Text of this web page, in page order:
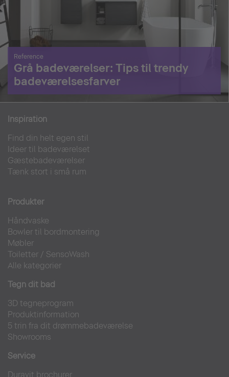
Reference
Grå badeværelser: Tips til trendy
badeværelsesfarver
Inspiration
Find din helt egen stil
Ideer til badeværelset
Gæstebadeværelser
Tænk stort i små rum
Produkter
Håndvaske
Bowler til bordmontering
Møbler
Toiletter / SensoWash
Alle kategorier
Tegn dit bad
3D tegneprogram
Produktinformation
5 trin fra dit drømmebadeværelse
Showrooms
Service
Duravit brochurer